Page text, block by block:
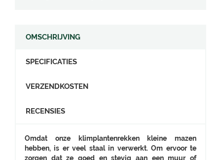
OMSCHRIJVING
SPECIFICATIES
VERZENDKOSTEN
RECENSIES
Omdat onze klimplantenrekken kleine mazen
hebben, is er veel staal in verwerkt. Om ervoor te
zorgen dat ze goed en stevig aan een muur of